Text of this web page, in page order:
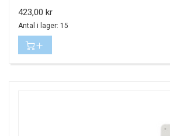
Pris
423,00 kr
Antal i lager: 15